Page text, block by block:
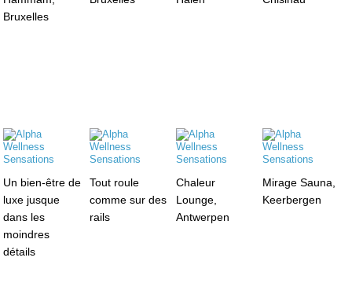
Bruxelles
Un bien-être de
luxe jusque
dans les
moindres
détails
Tout roule
comme sur des
rails
Chaleur
Lounge,
Antwerpen
Mirage Sauna,
Keerbergen